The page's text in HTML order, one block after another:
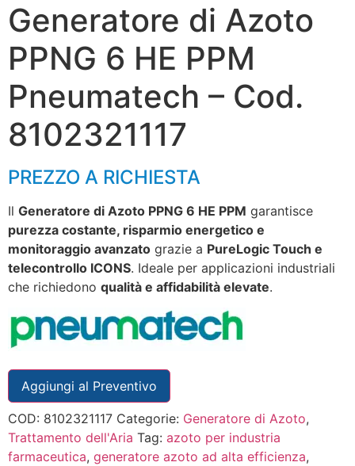
Generatore di Azoto
PPNG 6 HE PPM
Pneumatech – Cod.
8102321117
PREZZO A RICHIESTA
Il Generatore di Azoto PPNG 6 HE PPM garantisce
purezza costante, risparmio energetico e
monitoraggio avanzato grazie a PureLogic Touch e
telecontrollo ICONS. Ideale per applicazioni industriali
che richiedono qualità e affidabilità elevate.
Aggiungi al Preventivo
COD: 8102321117 Categorie: Generatore di Azoto,
Trattamento dell'Aria Tag: azoto per industria
farmaceutica, generatore azoto ad alta efficienza,